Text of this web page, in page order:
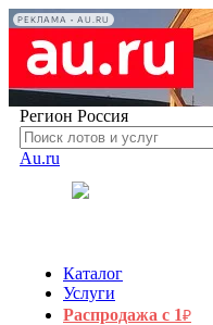
РЕКЛАМА • AU.RU
Регион Россия
Au.ru
Каталог
Услуги
Распродажа с 1₽